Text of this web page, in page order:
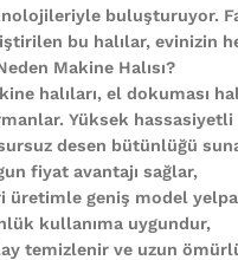
buluşturuyor.
bu halılar, evinizin
Makine Halısı?
halıları, el dokuması
Yüksek
desen bütünlüğü
fiyat avantajı sağlar,
üretimle geniş model
kullanıma uygundur,
temizlenir ve uzun